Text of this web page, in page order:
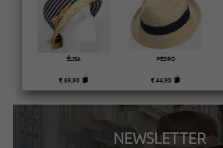
ÉLISA
€ 69,90
PEDRO
€ 44,90
NEWSLETTER